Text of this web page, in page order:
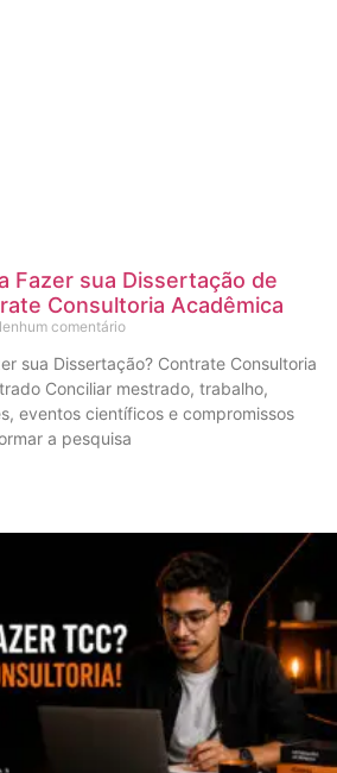
Fazer sua Dissertação de
Consultoria Acadêmica
comentário
sua Dissertação? Contrate Consultoria
Conciliar mestrado, trabalho,
eventos científicos e compromissos
a pesquisa